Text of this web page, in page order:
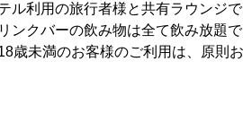
ル利用の旅行者様と共有ラウンジ
ンクバーの飲み物は全て飲み放題
歳未満のお客様のご利用は、原則お